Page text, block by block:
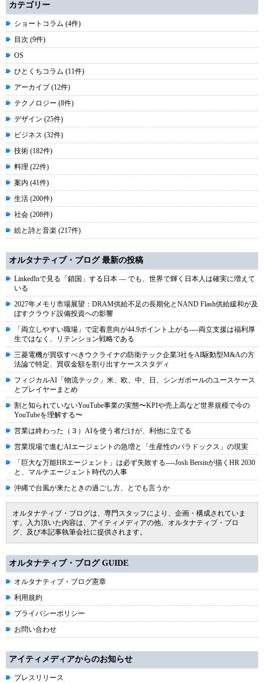
カテゴリー
ショートコラム (4件)
目次 (9件)
OS
ひとくちコラム (11件)
アーカイブ (12件)
テクノロジー (8件)
デザイン (25件)
ビジネス (32件)
技術 (182件)
料理 (22件)
案内 (41件)
生活 (200件)
社会 (208件)
絵と詩と音楽 (217件)
オルタナティブ・ブログ 最新の投稿
LinkedInで見る「鎖国」する日本 ― でも、世界で輝く日本人は確実に増えて
いる
2027年メモリ市場展望：DRAM供給不足の長期化とNAND Flash供給緩和が及
ぼすクラウド設備投資への影響
「両立しやすい職場」で定着意向が44.9ポイント上がる----両立支援は福利厚
生ではなく、リテンション戦略である
三菱電機が買収すべきウクライナの防衛テック企業3社をAI駆動型M&Aの方
法論で特定、買収金額を割り出すケーススタディ
フィジカルAI「物流テック」米、欧、中、日、シンガポールのユースケース
とプレイヤーまとめ
割と知られていないYouTube事業の実態〜KPIや売上高など世界規模で今の
YouTubeを理解する〜
営業は終わった（３）AIを使う者だけが、利他に立てる
営業現場で進むAIエージェントの急増と「生産性のパラドックス」の現実
「巨大な万能HRエージェント」は必ず失敗する----Josh Bersinが描くHR 2030
と、マルチエージェント時代の人事
沖縄で台風が来たときの過ごし方、とでも言うか
オルタナティブ・ブログは、専門スタッフにより、企画・構成されていま
す。入力頂いた内容は、アイティメディアの他、オルタナティブ・ブロ
グ、及び本記事執筆会社に提供されます。
オルタナティブ・ブログ GUIDE
オルタナティブ・ブログ憲章
利用規約
プライバシーポリシー
お問い合わせ
アイティメディアからのお知らせ
プレスリリース